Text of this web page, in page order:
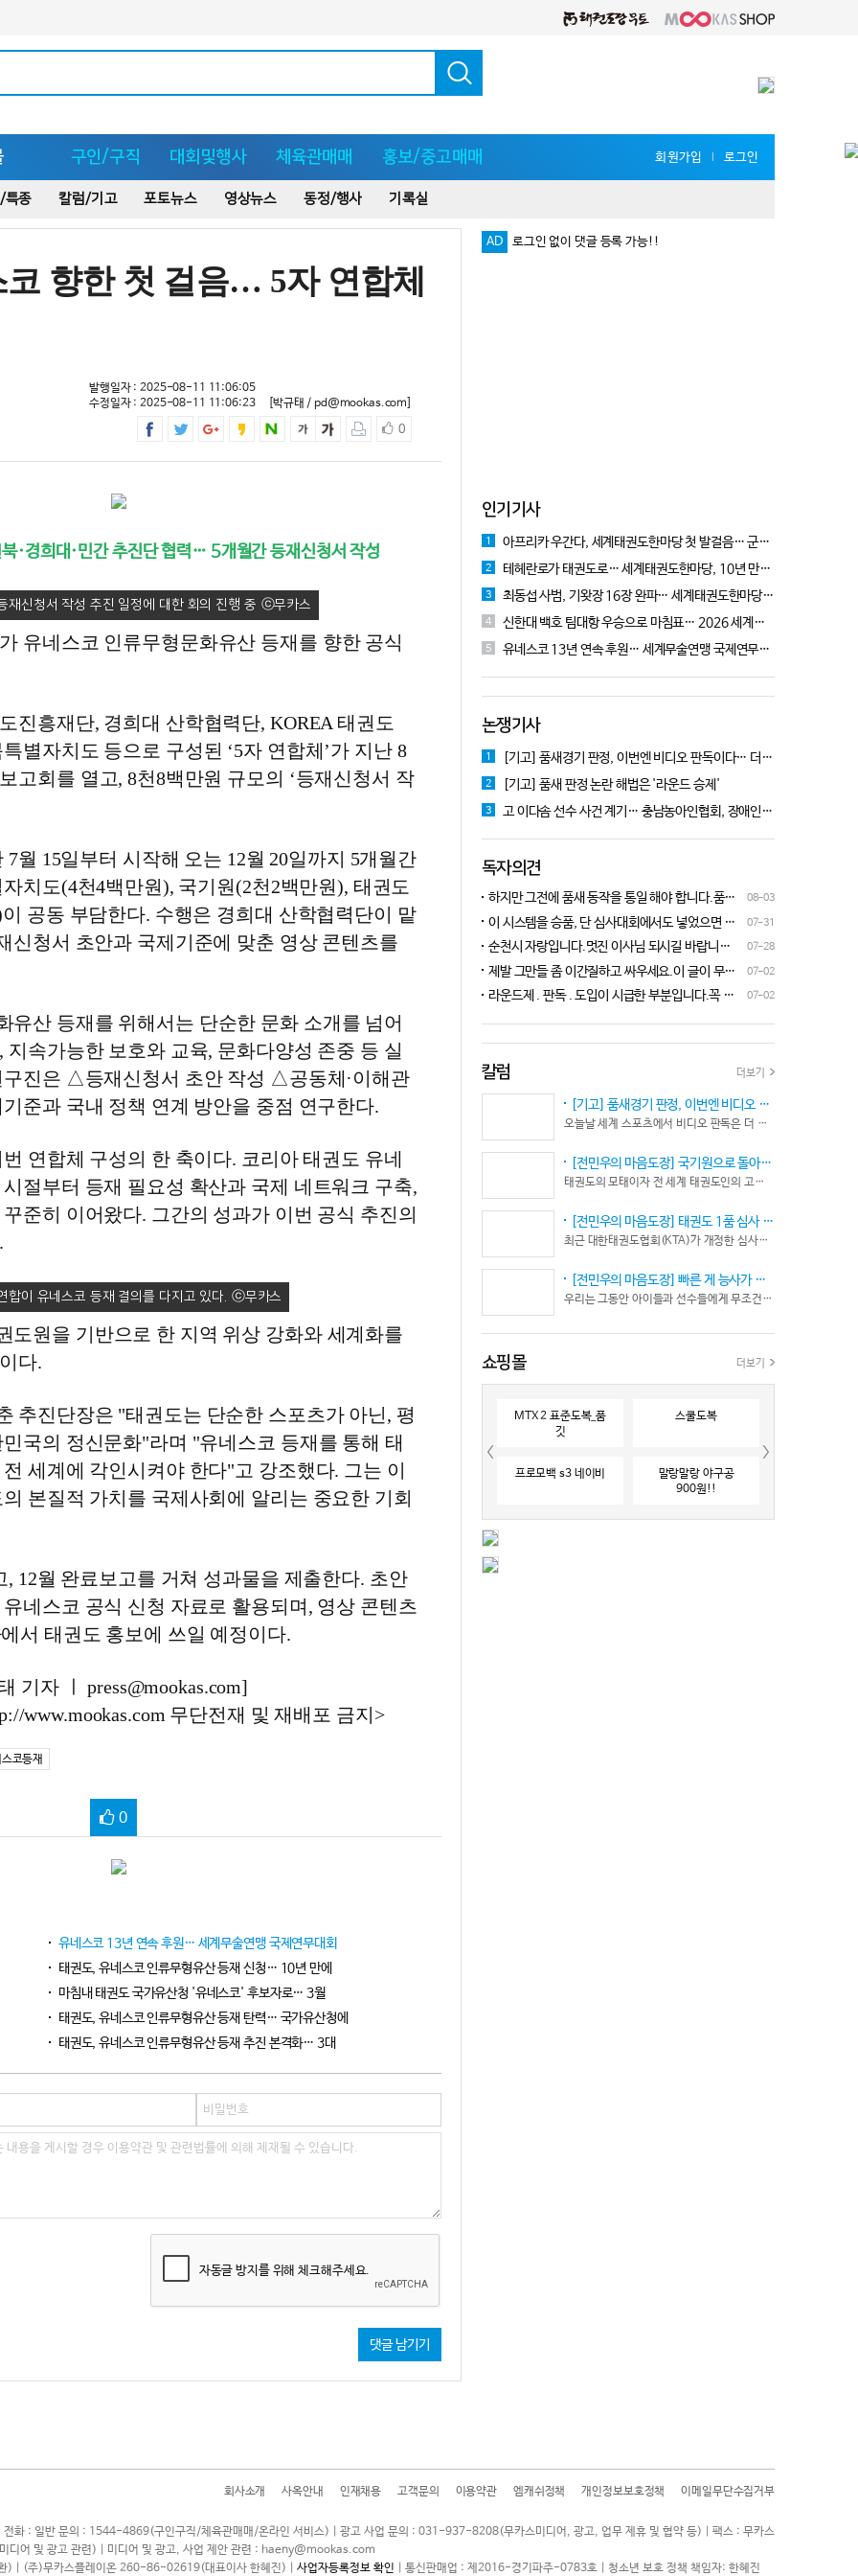
구인/구직 대회및행사 체육관매매 홍보/중고매매 회원가입 l 로그인
특종 칼럼/기고 포토뉴스 영상뉴스 동정/행사 기록실
향한 첫 걸음… 5자 연합체
발행일자 : 2025-08-11 11:06:05
수정일자 : 2025-08-11 11:06:23
[박규태 / pd@mookas.com]
0
·경희대·민간 추진단 협력… 5개월간 등재신청서 작성
재신청서 작성 추진 일정에 대한 회의 진행 중
유네스코 인류무형문화유산 등재를 향한 공식
진흥재단, 경희대 산학협력단, KOREA 태권도
별자치도 등으로 구성된 ‘5자 연합체’가 지난 8
고회를 열고, 8천8백만원 규모의 ‘등재신청서 작
월 15일부터 시작해 오는 12월 20일까지 5개월간
치도(4천4백만원), 국기원(2천2백만원), 태권도
공동 부담한다. 수행은 경희대 산학협력단이 맡
신청서 초안과 국제기준에 맞춘 영상 콘텐츠를
유산 등재를 위해서는 단순한 문화 소개를 넘어
지속가능한 보호와 교육, 문화다양성 존중 등 실
구진은 △등재신청서 초안 작성 △공동체·이해관
준과 국내 정책 연계 방안을 중점 연구한다.
연합체 구성의 한 축이다. 코리아 태권도 유네
절부터 등재 필요성 확산과 국제 네트워크 구축,
준히 이어왔다. 그간의 성과가 이번 공식 추진의
합이 유네스코 등재 결의를 다지고 있다.
도원을 기반으로 한 지역 위상 강화와 세계화를
다.
추진단장은 "태권도는 단순한 스포츠가 아닌, 평
국의 정신문화"라며 "유네스코 등재를 통해 태
세계에 각인시켜야 한다"고 강조했다. 그는 이
본질적 가치를 국제사회에 알리는 중요한 기회
, 12월 완료보고를 거쳐 성과물을 제출한다. 초안
네스코 공식 신청 자료로 활용되며, 영상 콘텐츠
서 태권도 홍보에 쓰일 예정이다.
기자 ㅣ press@mookas.com]
www.mookas.com 무단전재 및 재배포 금지>
코등재
0
유네스코 13년 연속 후원… 세계무술연맹 국제연무대회
태권도, 유네스코 인류무형유산 등재 신청… 10년 만에
마침내 태권도 국가유산청 '유네스코' 후보자로… 3월
태권도, 유네스코 인류무형유산 등재 탄력… 국가유산청에
태권도, 유네스코 인류무형유산 등재 추진 본격화… 3대
자동글 방지를 위해 체크해주세요.
댓글 남기기
AD 로그인 없이 댓글 등록 가능!!
인기기사
1 아프리카 우간다, 세계태권도한마당 첫 발걸음… 군의관 콘데 "잊지 못할 경험"
2 테헤란로가 태권도로… 세계태권도한마당, 10년 만에 국기원서 개막!
3 최동섭 사범, 기왓장 16장 완파… 세계태권도한마당 주먹격파 우승
4 신한대 백호 팀대항 우승으로 마침표… 2026 세계태권도한마당 폐막
5 유네스코 13년 연속 후원… 세계무술연맹 국제연무대회 10월 충주서 개막
논쟁기사
1 [기고] 품새경기 판정, 이번엔 비디오 판독이다… 더 이상 미룰 수 없다
2 [기고] 품새 판정 논란 해법은 '라운드 승제'
3 고 이다솜 선수 사건 계기… 충남농아인협회, 장애인체육 제도개선 9개 정책 제안
독자의견
08-03
하지만 그전에 품새 동작을 통일 해야 합니다.품새
심판 교육에 여러번 참석 했었는데, 강사 마다 동작
할수가 없습니다.하루빨리 강사들이 함께 모여 동
작을 통일 시켜야지 안그러면 항상 분쟁이 생깁니
다.
07-31
이 시스템을 승품, 단 심사대회에서도 넣었으면 좋
겠네요.심사위원들이 일부러 불합격시키고, 이 부
했는데, 번복이 안된답니다.ㅋㅋㅋㅋㅋ 심사위원들
눈이 전부 달라서, 이렇다, 저렇다 말을 할수가 없다
07-28
순천시 자랑입니다.멋진 이사님 되시길 바랍니다
^^♡
07-02
제발 그만들 좀 이간질하고 싸우세요.이 글이 무엇
이 문제인가요?무엇을 얘기하려는지 의도가 무엇
이 노력해 보자는 그런 글 같은데품새 얘기 하는데
왜 갑자기 심판 가오 얘기에 핑크색 옷 얘기 같은 비
하 발언에......답답하시니 그러시겠지만 태권도
"도" 는 지키시며 발언하세요.심판들 또한 이런 말
나오지 않도록 자존심 상하지 않도록 부단히 노력해
야 함은 확실합니다.부끄러운 일 들이 없도록 해야
좋게만 보지 말고 잘하는 건 잘한다고 인정해주고
못하는 건 고치도록 해주셔야지어떠한 글인지 파악
도 못하고 일방적으로 나쁘게 표현하는 글은 보기가
좋지 않습니다.
07-02
라운드제 . 판독 . 도입이 시급한 부분입니다.꼭 승
고 다른 생각 없이 오로지 품새 판정에만 집중 하도
칼럼 더보기
[기고] 품새경기 판정, 이번엔 비디오 판독이다… 더 이상 미룰 수 없다
오늘날 세계 스포츠에서 비디오 판독은 더 이상 선택이 아니다. 선수의 땀과 노력, 경기 결과의 공정성을 지키기 위한 최소한의 안전장치이자 국제 스포츠의 보편적인 기준이 됐다.
[전민우의 마음도장] 국기원으로 돌아온 한마당… 그 안에서 마주하는 '도장(道場)의 본질’
태권도의 모태이자 전 세계 태권도인의 고향, 국기원 도장 위에 다시 뜨거운 기합 소리가 웅장하게 울려 퍼질 예정이다. 오랜만에 국기원에서 펼쳐지는 이번 세계태권도한마당은 단순한 대회 개최를 넘어 국경과 인종, 세대를 넘어 하나의 마음으로 모인 전 세계 태권도인들의 가슴속에 묵직한 설렘과 숭고한 감회를 불러일으킨다.
[전민우의 마음도장] 태권도 1품 심사 완화... 문턱은 낮아졌지만, 계단은 더욱 가팔라졌다!
최근 대한태권도협회(KTA)가 개정한 심사시행 규정이 도장가에 화두를 던지고 있다. 저연령 1품(단) 심사 시 지정 품새의 추첨 범위와 시기를 완화해 각 시도협회가 사실상 태극 1장부터 5장까지로 지정을 축소할 수 있는 제도적 근거를 마련했다.
[전민우의 마음도장] 빠른 게 능사가 아니다… 엘리트 선수의 '기다림'
우리는 그동안 아이들과 선수들에게 무조건 “빨리 반응하라”고 다그치기만 했던 것은 아닐까? 진정한 탁월함은 단순히 근육의 수축 속도가 빠른 데서 오지 않는다. 복잡하고 긴박한 1대 1 격투 상황 속에서 ‘언제 멈추고, 언제 폭발할 것인가’를 통제하는 타이밍 조절 능력과 상황 인식(Situational Awareness)에서 온다.
쇼핑몰 더보기
MTX 2 표준도복_품
깃
스쿨도복
프로모백 s3 네이비
말랑말랑 야구공
900원!!
회사소개 사옥안내 인재채용 고객문의 이용약관 엠캐쉬정책 개인정보보호정책 이메일무단수집거부
화 : 일반 문의 : 1544-4869(구인구직/체육관매매/온라인 서비스) | 광고 사업 문의 : 031-937-8208(무카스미디어, 광고, 업무 제휴 및 협약 등) | 팩스 : 무카스
어 및 광고 관련) | 미디어 및 광고, 사업 제안 관련 : haeny@mookas.com
) | (주)무카스플레이온 260-86-02619(대표이사 한혜진) | 사업자등록정보 확인 | 통신판매업 : 제2016-경기파주-0783호 | 청소년 보호 정책 책임자: 한혜진